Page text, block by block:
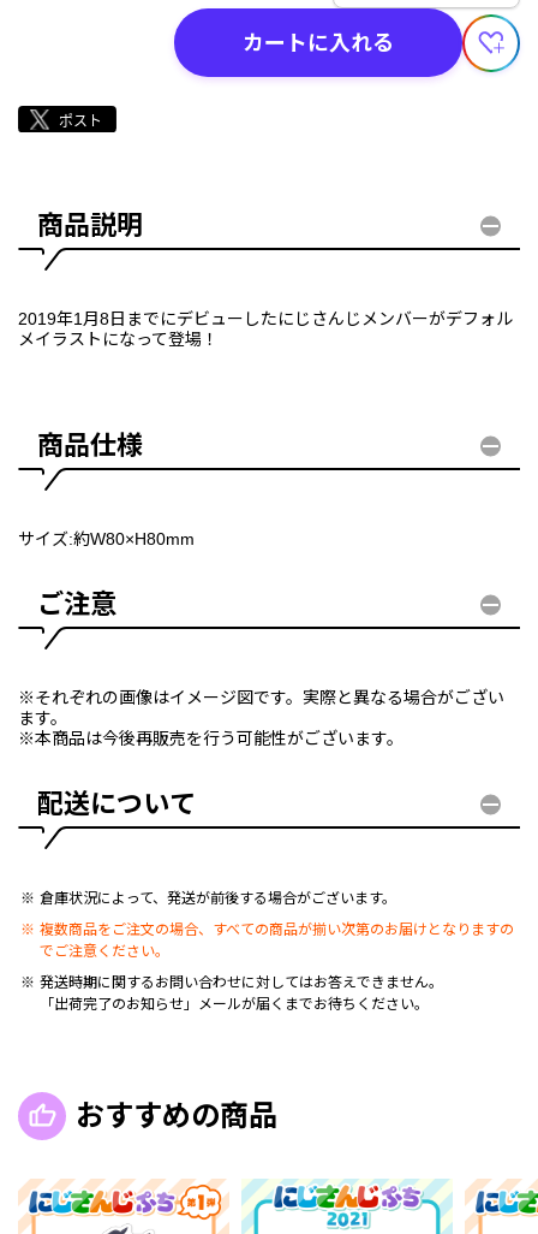
カートに入れる
商品説明
2019年1月8日までにデビューしたにじさんじメンバーがデフォル
メイラストになって登場！
商品仕様
サイズ:約W80×H80mm
ご注意
※それぞれの画像はイメージ図です。実際と異なる場合がござい
ます。
※本商品は今後再販売を行う可能性がございます。
配送について
倉庫状況によって、発送が前後する場合がございます。
複数商品をご注文の場合、すべての商品が揃い次第のお届けとなりますの
でご注意ください。
発送時期に関するお問い合わせに対してはお答えできません。
「出荷完了のお知らせ」メールが届くまでお待ちください。
おすすめの商品